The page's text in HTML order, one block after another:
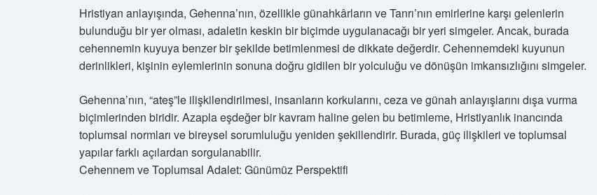
Hristiyan anlayışında, Gehenna’nın, özellikle günahkârların ve Tanrı’nın emirlerine karşı gelenlerin
bulunduğu bir yer olması, adaletin keskin bir biçimde uygulanacağı bir yeri simgeler. Ancak, burada
cehennemin kuyuya benzer bir şekilde betimlenmesi de dikkate değerdir. Cehennemdeki kuyunun
derinlikleri, kişinin eylemlerinin sonuna doğru gidilen bir yolculuğu ve dönüşün imkansızlığını simgeler.
Gehenna’nın, “ateş”le ilişkilendirilmesi, insanların korkularını, ceza ve günah anlayışlarını dışa vurma
biçimlerinden biridir. Azapla eşdeğer bir kavram haline gelen bu betimleme, Hristiyanlık inancında
toplumsal normları ve bireysel sorumluluğu yeniden şekillendirir. Burada, güç ilişkileri ve toplumsal
yapılar farklı açılardan sorgulanabilir.
Cehennem ve Toplumsal Adalet: Günümüz Perspektifi